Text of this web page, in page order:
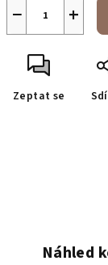
+
−
Zeptat se
Náhled